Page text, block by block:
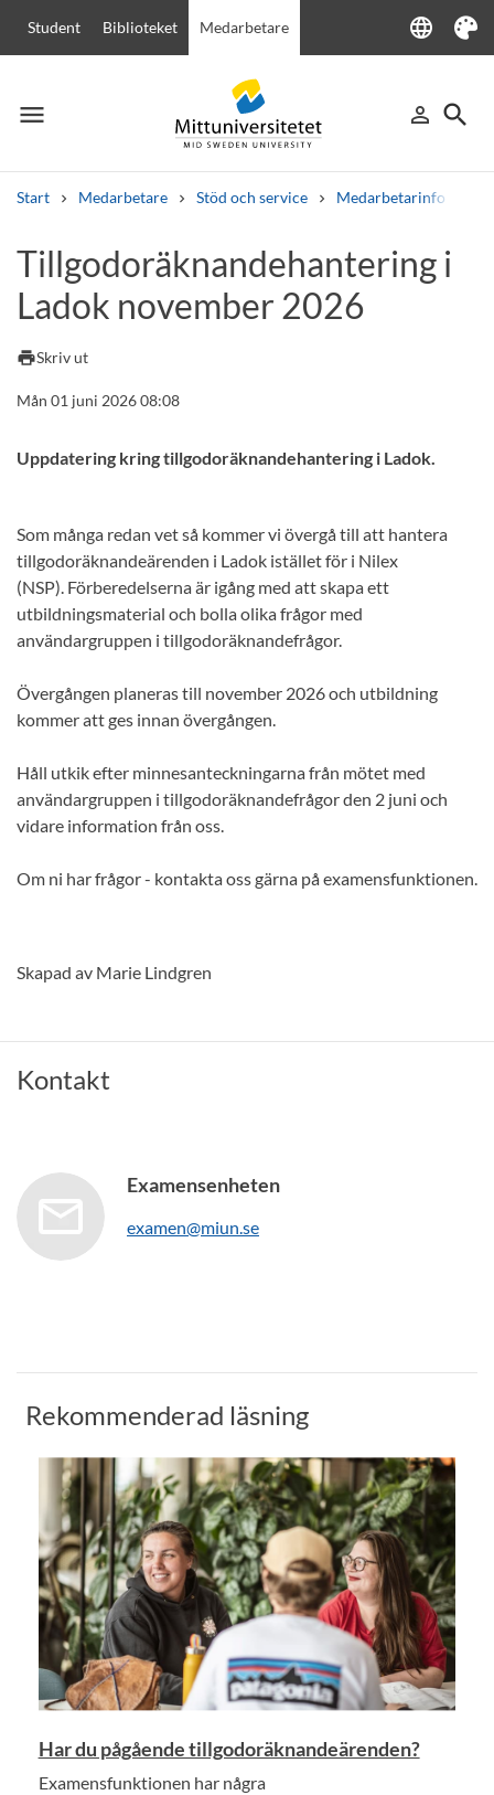
Student Biblioteket Medarbetare language
Language
Tema
menu
Meny person_outline
Logga in
search
Sök
Start Medarbetare Stöd och service Medarbetarinfo
Andra söktjänster
Kurser och programKursplaner Välkomstbrev
Tillgodoräknandehantering i
Ladok november 2026
printSkriv ut
Mån 01 juni 2026 08:08
Uppdatering kring tillgodoräknandehantering i Ladok.
Som många redan vet så kommer vi övergå till att hantera
tillgodoräknandeärenden i Ladok istället för i Nilex
(NSP). Förberedelserna är igång med att skapa ett
utbildningsmaterial och bolla olika frågor med
användargruppen i tillgodoräknandefrågor.
Övergången planeras till november 2026 och utbildning
kommer att ges innan övergången.
Håll utkik efter minnesanteckningarna från mötet med
användargruppen i tillgodoräknandefrågor den 2 juni och
vidare information från oss.
Om ni har frågor - kontakta oss gärna på examensfunktionen.
Skapad av Marie Lindgren
Kontakt
Examensenheten
examen@miun.se
Rekommenderad läsning
Har du pågående tillgodoräknandeärenden?
Examensfunktionen har några